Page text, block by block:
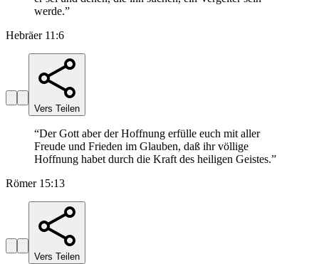
werde.”
Hebräer 11:6
Vers Teilen
“Der Gott aber der Hoffnung erfülle euch mit aller
Freude und Frieden im Glauben, daß ihr völlige
Hoffnung habet durch die Kraft des heiligen Geistes.”
Römer 15:13
Vers Teilen